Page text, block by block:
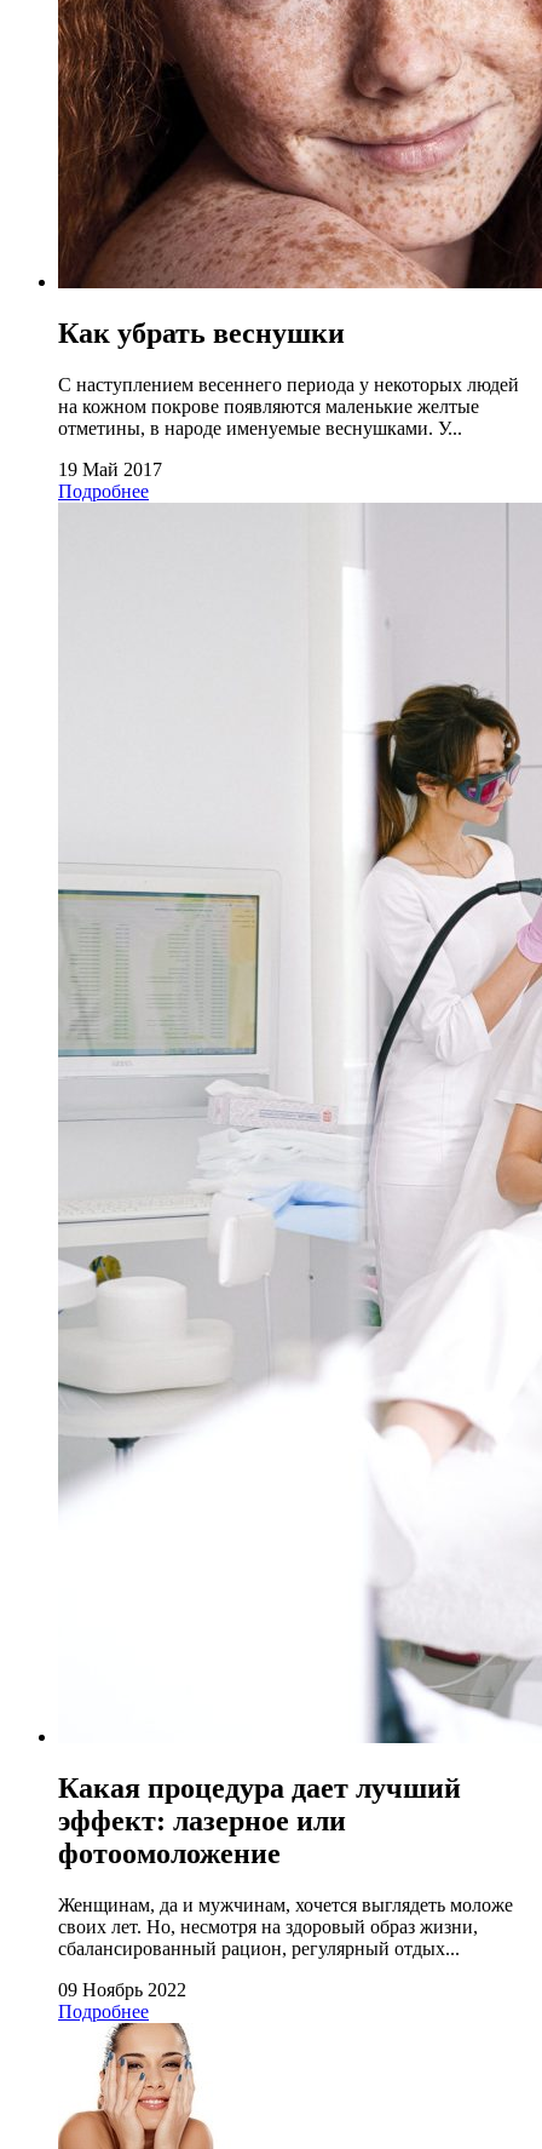
Как убрать веснушки
С наступлением весеннего периода у некоторых людей
на кожном покрове появляются маленькие желтые
отметины, в народе именуемые веснушками. У...
19 Май 2017
Подробнее
Какая процедура дает лучший
эффект: лазерное или
фотоомоложение
Женщинам, да и мужчинам, хочется выглядеть моложе
своих лет. Но, несмотря на здоровый образ жизни,
сбалансированный рацион, регулярный отдых...
09 Ноябрь 2022
Подробнее